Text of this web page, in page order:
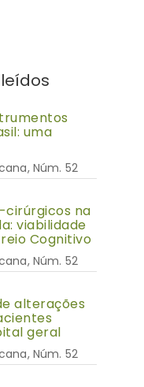
uma
Núm. 52
cirúrgicos na
viabilidade
Cognitivo
Núm. 52
alterações
geral
Núm. 52